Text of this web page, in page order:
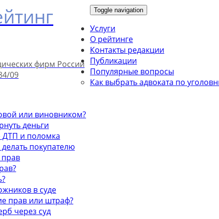
фирм России
09
Toggle navigation
Услуги
О рейтинге
Контакты редакции
Публикации
Популярные вопросы
Как выбрать адвоката по
или виновником?
деньги
ДТП и поломка
покупателю
в суде
прав или штраф?
через суд